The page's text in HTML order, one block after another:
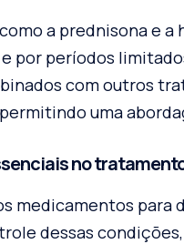
a prednisona e
por períodos
com outros
uma
no
medicamentos para
dessas